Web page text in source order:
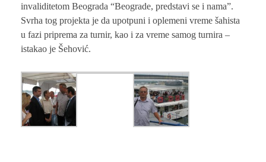
invaliditetom Beograda “Beograde, predstavi se i nama”.
Svrha tog projekta je da upotpuni i oplemeni vreme šahista
u fazi priprema za turnir, kao i za vreme samog turnira –
istakao je Šehović.